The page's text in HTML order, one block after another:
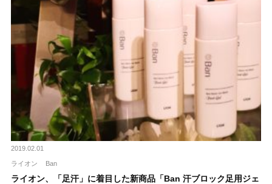
2019.02.01
ライオン Ban
ライオン、「足汗」に着目した新商品「Ban 汗ブロック足用ジェ